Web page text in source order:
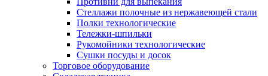
Стеллажи полочные из нержавеющей стали
Полки технологические
Тележки-шпильки
Рукомойники технологические
Сушки посуды и досок
Торговое оборудование